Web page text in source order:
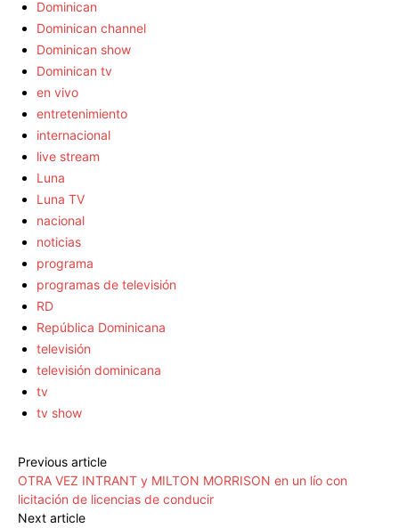
Dominican
Dominican channel
Dominican show
Dominican tv
en vivo
entretenimiento
internacional
live stream
Luna
Luna TV
nacional
noticias
programa
programas de televisión
RD
República Dominicana
televisión
televisión dominicana
tv
tv show
Previous article
OTRA VEZ INTRANT y MILTON MORRISON en un lío con
licitación de licencias de conducir
Next article